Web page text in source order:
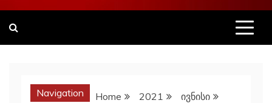
Navigation Home 2021
ივნისი